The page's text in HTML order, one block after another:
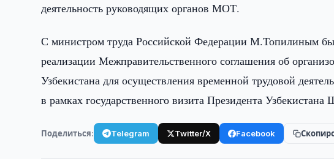
деятельность руководящих органов МОТ.
С министром труда Российской Федерации М.Топилиным
реализации Межправительственного соглашения об
Узбекистана для осуществления временной трудовой
в рамках государственного визита Президента
Поделиться: Telegram Twitter/X Facebook